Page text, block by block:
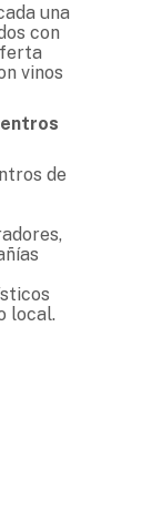
una
con
vinos
de
local.